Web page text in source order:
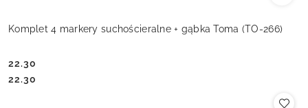
Komplet 4 markery suchościeralne + gąbka Toma (TO-266)
Cena:
22.30
Cena:
22.30